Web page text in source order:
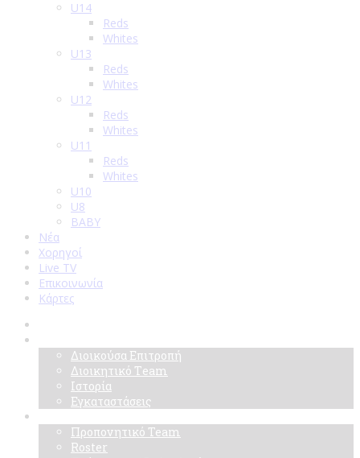
U14
Reds
Whites
U13
Reds
Whites
U12
Reds
Whites
U11
Reds
Whites
U10
U8
BABY
Νέα
Χορηγοί
Live TV
Επικοινωνία
Κάρτες
Διοικούσα Επιτροπή
Διοικητικό Τeam
Ιστορία
Εγκαταστάσεις
Προπονητικό Team
Roster